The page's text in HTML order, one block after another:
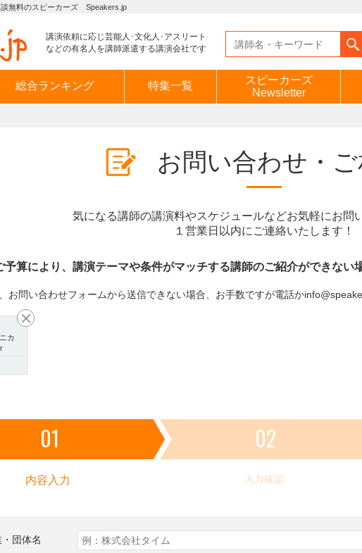
無料のスピーカーズ Speakers.jp
講演依頼に応じ芸能人･文化人･アスリート
などの有名人を講師派遣する講演会社です
総合ランキング 特集一覧
スピーカーズ
Newsletter
お問い合わせ・
気になる講師の講演料やスケジュールなどお気軽にお問
１営業日以内にご連絡いたします！
予算により、講演テーマや条件がマッチする講師のご紹介ができない
お問い合わせフォームから送信できない場合、お手数ですが電話か
ニカ
01
内容入力
02
入力確認
団体名